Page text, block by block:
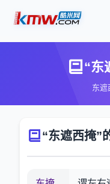
“东
东遮
“东遮西掩”